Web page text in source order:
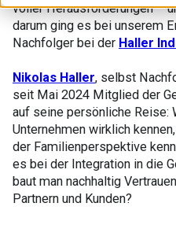
voller Herausforderungen –
darum ging es bei unserem
Nachfolger bei der Haller
Nikolas Haller, selbst
seit Mai 2024 Mitglied der
auf seine persönliche Reise:
Unternehmen wirklich
der Familienperspektive
es bei der Integration in die
baut man nachhaltig
Partnern und Kunden?